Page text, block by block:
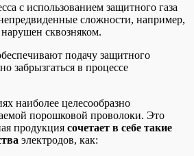
с использованием защитного газа
сложности, например,
сквозняком.
подачу защитного
забрызгаться в процессе
наиболее целесообразно
порошковой проволоки. Это
продукция сочетает в себе такие
электродов, как: